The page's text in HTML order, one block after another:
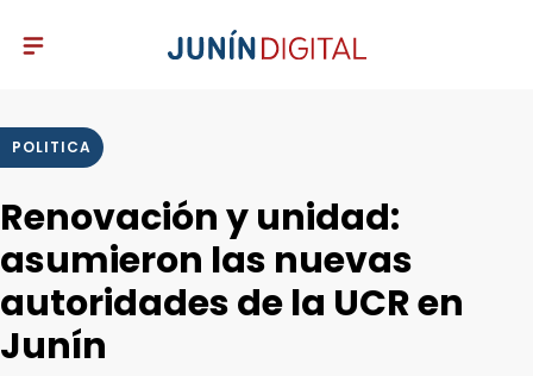
POLITICA
Renovación y unidad:
asumieron las nuevas
autoridades de la UCR en
Junín